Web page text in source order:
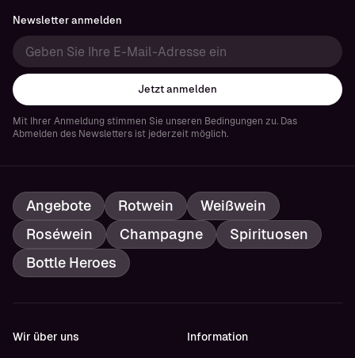
Newsletter anmelden
Jetzt anmelden
Mit Ihrer Anmeldung stimmen Sie unseren Bedingungen zu. Das
Abmelden des Newsletters ist jederzeit möglich.
Angebote Rotwein
Weißwein
Roséwein
Champagne
Spirituosen
Bottle Heroes
Wir über uns Information